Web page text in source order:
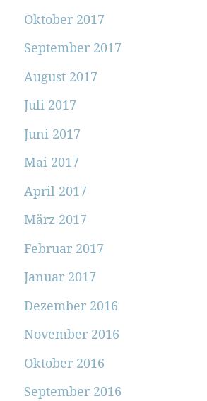
Oktober 2017
September 2017
August 2017
Juli 2017
Juni 2017
Mai 2017
April 2017
März 2017
Februar 2017
Januar 2017
Dezember 2016
November 2016
Oktober 2016
September 2016